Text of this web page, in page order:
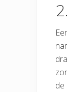
de